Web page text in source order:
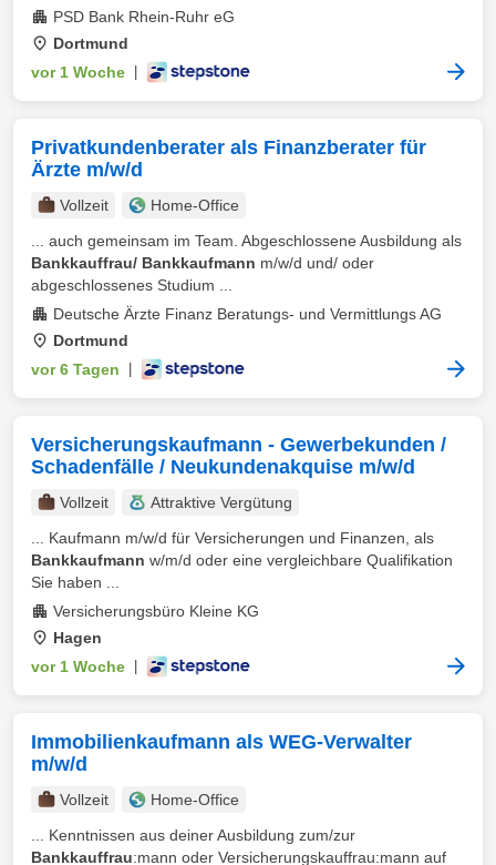
PSD Bank Rhein-Ruhr eG
Dortmund
vor 1 Woche
Privatkundenberater als Finanzberater für
Ärzte m/w/d
Vollzeit
Home-Office
... auch gemeinsam im Team. Abgeschlossene Ausbildung als
Bankkauffrau/ Bankkaufmann m/w/d und/ oder
abgeschlossenes Studium ...
Deutsche Ärzte Finanz Beratungs- und Vermittlungs AG
Dortmund
vor 6 Tagen
Versicherungskaufmann - Gewerbekunden /
Schadenfälle / Neukundenakquise m/w/d
Vollzeit
Attraktive Vergütung
... Kaufmann m/w/d für Versicherungen und Finanzen, als
Bankkaufmann w/m/d oder eine vergleichbare Qualifikation
Sie haben ...
Versicherungsbüro Kleine KG
Hagen
vor 1 Woche
Immobilienkaufmann als WEG-Verwalter
m/w/d
Vollzeit
Home-Office
... Kenntnissen aus deiner Ausbildung zum/zur
Bankkauffrau:mann oder Versicherungskauffrau:mann auf